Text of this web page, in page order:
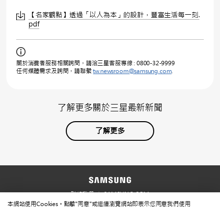
本網站使用Cookies。點擊"同意"或繼續瀏覽網站即表示您同意我們使用
【名家觀點】透過「以人為本」的設計，豐富生活每一刻.
pdf
關於消費者服務相關詢問，請洽三星客服專線 : 0800-32-9999
任何媒體需求及詢問，請聯繫tw.newsroom@samsung.com.
了解更多關於三星最新新聞
了解更多
聯絡我們
SAMSUNG.COM
使用規範
隱私規範